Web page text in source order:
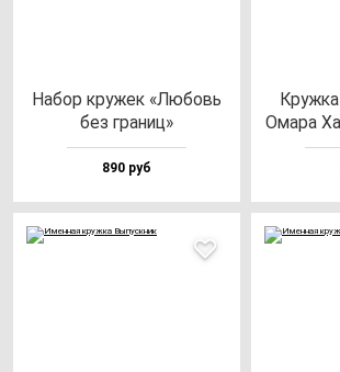
Набор кру­жек «Любовь
без гра­ниц»
890 руб
Ома­ра